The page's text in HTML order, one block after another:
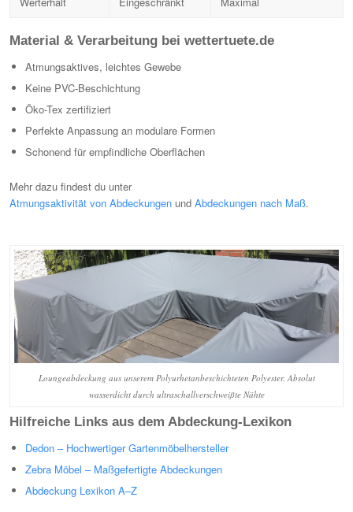
Material & Verarbeitung bei wettertuete.de
Atmungsaktives, leichtes Gewebe
Keine PVC-Beschichtung
Öko-Tex zertifiziert
Perfekte Anpassung an modulare Formen
Schonend für empfindliche Oberflächen
Mehr dazu findest du unter
Atmungsaktivität von Abdeckungen und Abdeckungen nach Maß.
Loungeabdeckung aus unserem Polyurhetanbeschichteten Polyester. Absolut
wasserdicht durch ultraschallverschweißte Nähte
Hilfreiche Links aus dem Abdeckung-Lexikon
Dedon – Hochwertiger Gartenmöbelhersteller
Zebra Möbel – Maßgefertigte Abdeckungen
Abdeckung Lexikon A–Z